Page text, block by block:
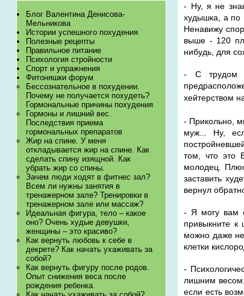
Блог Валентина Денисова-
Мельникова
Истории успешного похудения
Полезные рецепты
Правильное питание
Психология стройности
Спорт и упражнения
Фитоняшки форум
Бессознательное в похудении.
Почему не получается похудеть?
Гормональные причины похудения
Гормоны и лишний вес.
Последствия приема
гормональных препаратов
Жир на спине. У меня
откладывается жир на спине. Как
сделать спину изящной. Как
убрать жир со спины.
Зачем люди ходят в фитнес зал?
Всем ли нужны занятия в
тренажерном зале? Тренировки в
тренажерном зале или массаж?
Идеальная фигура, тело – какое
оно? Очень худые девушки,
женщины – это красиво?
Как вернуть любовь к себе в
декрете? Как начать ухаживать за
собой?
Как вернуть фигуру после родов.
Опыт снижения веса после
рождения ребенка.
- Ну, я не
худышка, а по
Ненавижу
выше - 120
нибудь, для
- С трудом
хейтерством
- Прикольно,
муж... Ну,
том, что это
молодец.
заставить
вернул
- Я могу вам
привыкните к
можно даже
клетки
-
лишним весом,
если есть